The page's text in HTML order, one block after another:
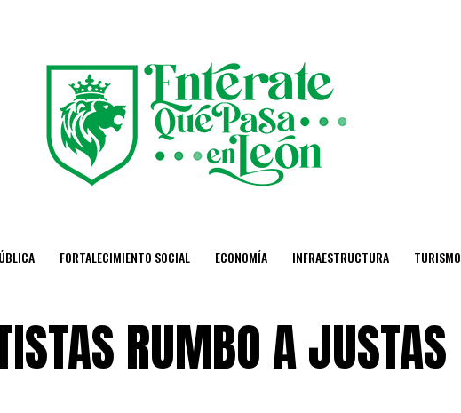
FORTALECIMIENTO SOCIAL ECONOMÍA INFRAESTRUCTURA TURISMO
RUMBO A JUSTAS